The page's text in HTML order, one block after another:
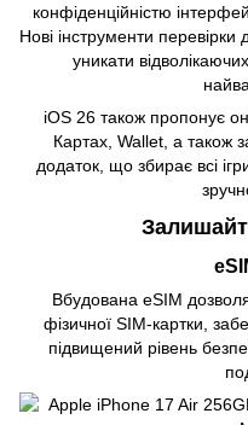
конфіденційністю
Нові інструменти перевірки
уникати
iOS 26 також пропонує
Картах, Wallet, а також
додаток, що збирає всі
Вбудована eSIM
фізичної SIM-картки,
підвищений рівень